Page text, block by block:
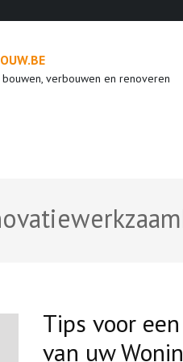
verbouwen en renoveren
Tips voor
van uw